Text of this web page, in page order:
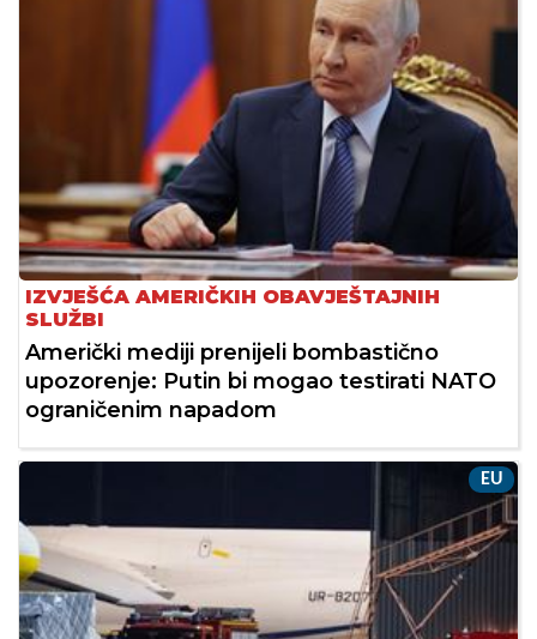
IZVJEŠĆA AMERIČKIH OBAVJEŠTAJNIH
SLUŽBI
Američki mediji prenijeli bombastično
upozorenje: Putin bi mogao testirati NATO
ograničenim napadom
EU